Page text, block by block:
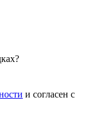
и согласен с